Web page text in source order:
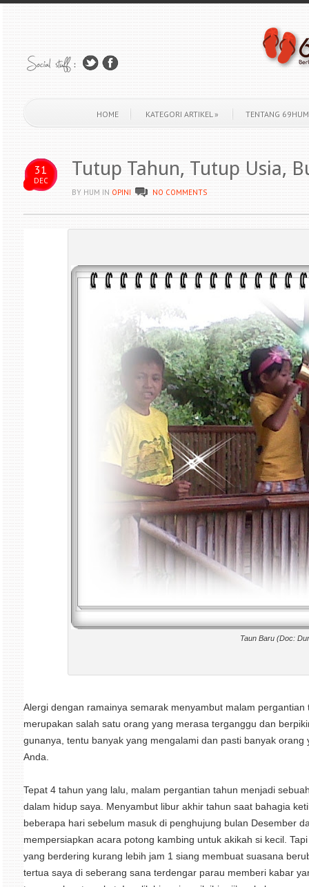
HOME KATEGORI ARTIKEL» TENTANG
31
DEC
Tutup Tahun, Tutup Usia,
BY HUM IN OPINI NO COMMENTS
Taun Baru (Doc:
Alergi dengan ramainya semarak menyambut malam pergantian
merupakan salah satu orang yang merasa terganggu dan
gunanya, tentu banyak yang mengalami dan pasti banyak
Anda.
Tepat 4 tahun yang lalu, malam pergantian tahun menjadi
dalam hidup saya. Menyambut libur akhir tahun saat bahagia
beberapa hari sebelum masuk di penghujung bulan Desember
mempersiapkan acara potong kambing untuk akikah si kecil.
yang berdering kurang lebih jam 1 siang membuat suasana
tertua saya di seberang sana terdengar parau memberi kabar